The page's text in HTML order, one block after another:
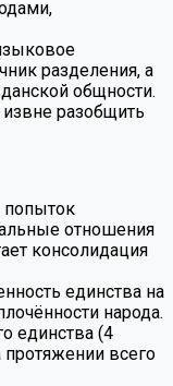
разделения, а
общности.
разобщить
попыток
отношения
консолидация
единства на
народа.
единства (4
протяжении всего